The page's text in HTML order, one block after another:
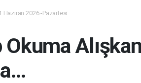
Haziran 2026 -Pazartesi